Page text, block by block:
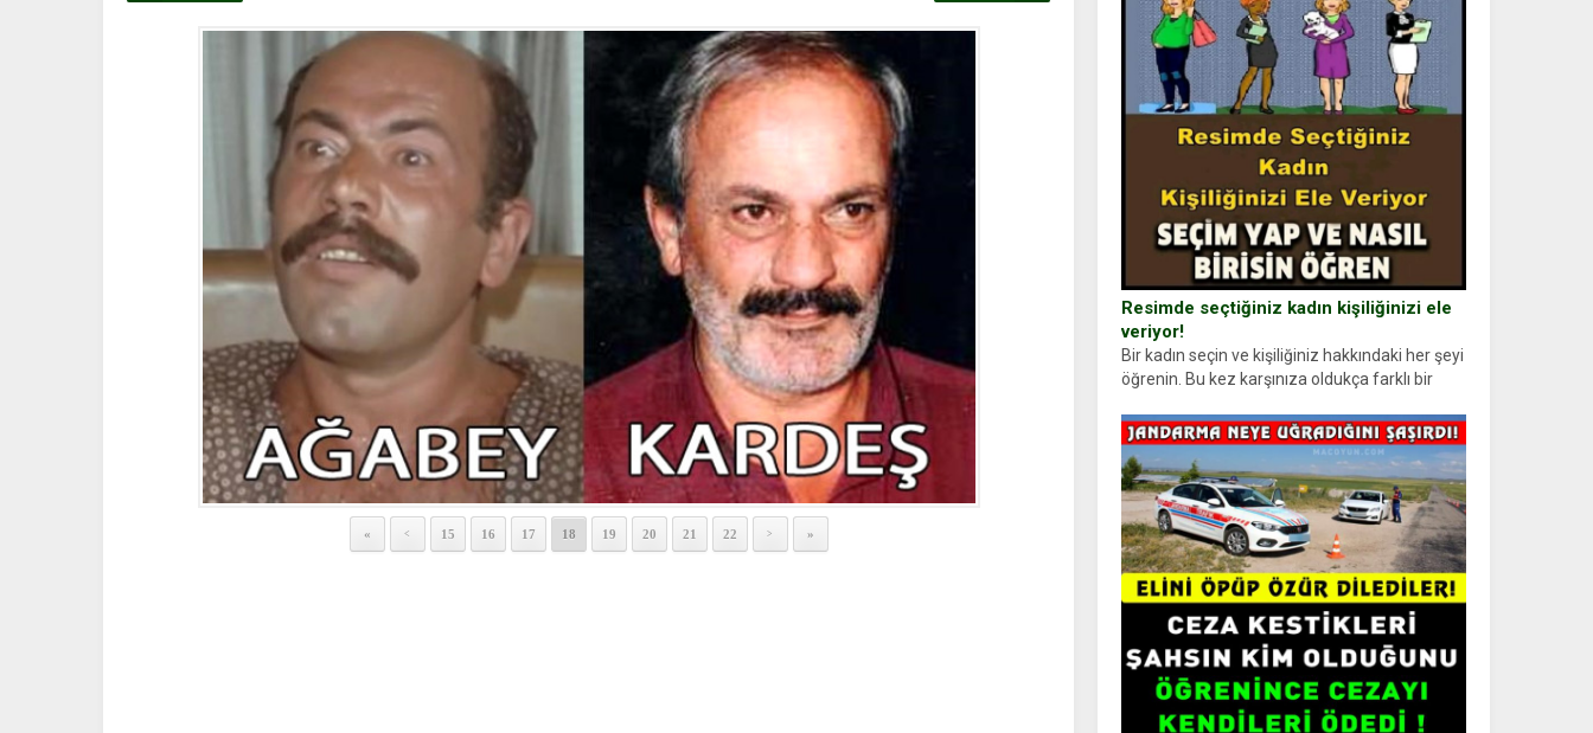
Resimde seçtiğiniz kadın kişiliğinizi ele
veriyor!
Bir kadın seçin ve kişiliğiniz hakkındaki her şeyi
öğrenin. Bu kez karşınıza oldukça farklı bir
kadın figürlerinden dikkatinizi en...
« < 15 16 17 18 19 20 21 22 > »